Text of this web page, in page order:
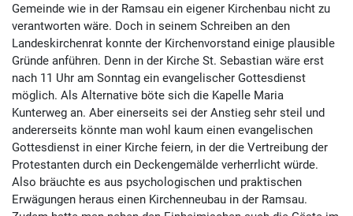
Gemeinde wie in der Ramsau ein eigener Kirchenbau nicht zu
verantworten wäre. Doch in seinem Schreiben an den
Landeskirchenrat konnte der Kirchenvorstand einige plausible
Gründe anführen. Denn in der Kirche St. Sebastian wäre erst
nach 11 Uhr am Sonntag ein evangelischer Gottesdienst
möglich. Als Alternative böte sich die Kapelle Maria
Kunterweg an. Aber einerseits sei der Anstieg sehr steil und
andererseits könnte man wohl kaum einen evangelischen
Gottesdienst in einer Kirche feiern, in der die Vertreibung der
Protestanten durch ein Deckengemälde verherrlicht würde.
Also bräuchte es aus psychologischen und praktischen
Erwägungen heraus einen Kirchenneubau in der Ramsau.